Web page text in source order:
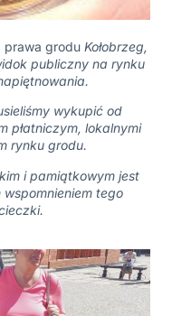
prawa grodu Kołobrzeg,
publiczny na rynku
wykupić od
płatniczym, lokalnymi
rynku grodu.
i pamiątkowym jest
tego